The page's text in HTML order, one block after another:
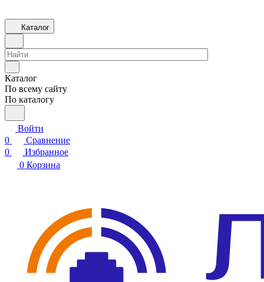
Каталог
Каталог
По всему сайту
По каталогу
Войти
0
Сравнение
0
Избранное
0 Корзина